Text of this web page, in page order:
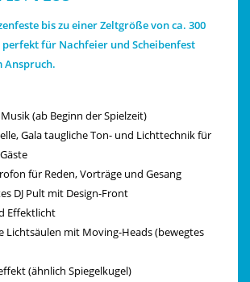
bis zu einer Zeltgröße von ca. 300
für Nachfeier und Scheibenfest
Anspruch.
(ab Beginn der Spielzeit)
Gala taugliche Ton- und Lichttechnik für
für Reden, Vorträge und Gesang
DJ Pult mit Design-Front
Effektlicht
Lichtsäulen mit Moving-Heads (bewegtes
(ähnlich Spiegelkugel)